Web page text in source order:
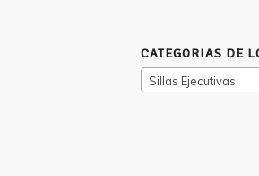
CATEGORIAS DE
Sillas Ejecutivas